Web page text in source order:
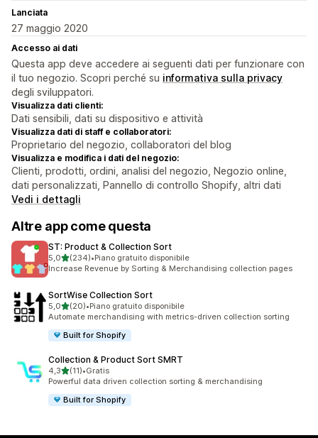
Lanciata
27 maggio 2020
Accesso ai dati
Questa app deve accedere ai seguenti dati per funzionare con
il tuo negozio. Scopri perché su informativa sulla privacy
degli sviluppatori.
Visualizza dati clienti:
Dati sensibili, dati su dispositivo e attività
Visualizza dati di staff e collaboratori:
Proprietario del negozio, collaboratori del blog
Visualizza e modifica i dati del negozio:
Clienti, prodotti, ordini, analisi del negozio, Negozio online,
dati personalizzati, Pannello di controllo Shopify, altri dati
Vedi i dettagli
Altre app come questa
ST: Product & Collection Sort
5,0stelle su 5
(234)
234 recensioni totali
•Piano gratuito disponibile
Increase Revenue by Sorting & Merchandising collection pages
SortWise Collection Sort
5,0stelle su 5
(20)
20 recensioni totali
•Piano gratuito disponibile
Automate merchandising with metrics-driven collection sorting
Built for Shopify
Collection & Product Sort SMRT
4,3stelle su 5
(11)
11 recensioni totali
•Gratis
Powerful data driven collection sorting & merchandising
Built for Shopify